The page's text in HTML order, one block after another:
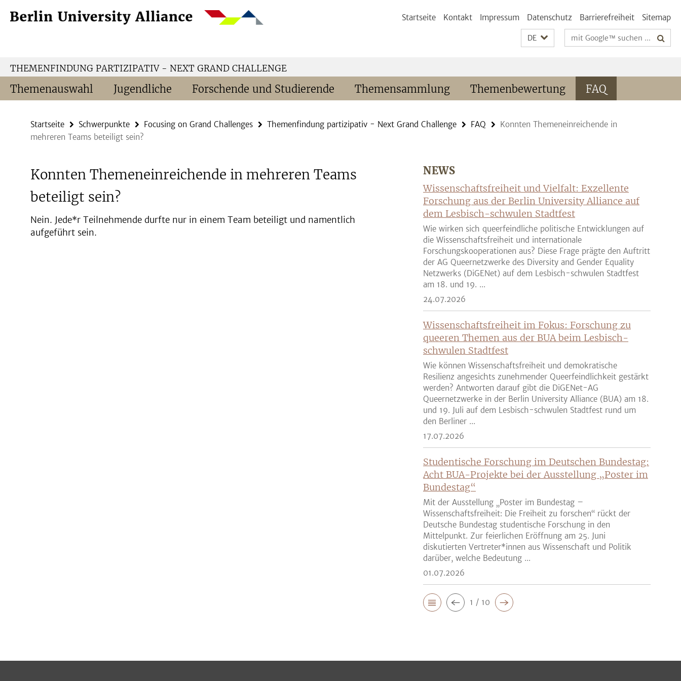
direkt
Service-
Startseite Kontakt Impressum Datenschutz Barrierefreiheit Sitemap
DE Suchbegriffe
THEMENFINDUNG PARTIZIPATIV - NEXT GRAND CHALLENGE
Themenauswahl Jugendliche Forschende und Studierende Themensammlung Themenbewertung FAQ
Startseite Schwerpunkte Focusing on Grand Challenges Themenfindung partizipativ - Next Grand Challenge FAQ
Konnten Themeneinreichende in
mehreren Teams beteiligt sein?
Konnten Themeneinreichende in mehreren Teams
beteiligt sein?
Nein. Jede*r Teilnehmende durfte nur in einem Team beteiligt und namentlich
aufgeführt sein.
NEWS
Wissenschaftsfreiheit und Vielfalt: Exzellente
Forschung aus der Berlin University Alliance auf
dem Lesbisch-schwulen Stadtfest
Wie wirken sich queerfeindliche politische Entwicklungen auf
die Wissenschaftsfreiheit und internationale
Forschungskooperationen aus? Diese Frage prägte den Auftritt
der AG Queernetzwerke des Diversity and Gender Equality
Netzwerks (DiGENet) auf dem Lesbisch-schwulen Stadtfest
am 18. und 19. ...
24.07.2026
Wissenschaftsfreiheit im Fokus: Forschung zu
queeren Themen aus der BUA beim Lesbisch-
schwulen Stadtfest
Wie können Wissenschaftsfreiheit und demokratische
Resilienz angesichts zunehmender Queerfeindlichkeit gestärkt
werden? Antworten darauf gibt die DiGENet-AG
Queernetzwerke in der Berlin University Alliance (BUA) am 18.
und 19. Juli auf dem Lesbisch-schwulen Stadtfest rund um
den Berliner ...
17.07.2026
Studentische Forschung im Deutschen Bundestag:
Acht BUA-Projekte bei der Ausstellung „Poster im
Bundestag“
Mit der Ausstellung „Poster im Bundestag –
Wissenschaftsfreiheit: Die Freiheit zu forschen“ rückt der
Deutsche Bundestag studentische Forschung in den
Mittelpunkt. Zur feierlichen Eröffnung am 25. Juni
diskutierten Vertreter*innen aus Wissenschaft und Politik
darüber, welche Bedeutung ...
01.07.2026
1 / 10